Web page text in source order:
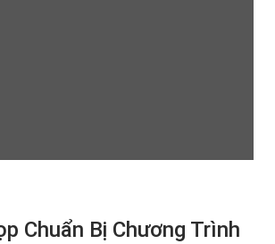
Chuẩn Bị Chương Trình